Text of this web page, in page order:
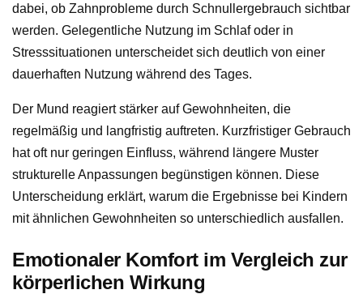
dabei, ob Zahnprobleme durch Schnullergebrauch sichtbar
werden. Gelegentliche Nutzung im Schlaf oder in
Stresssituationen unterscheidet sich deutlich von einer
dauerhaften Nutzung während des Tages.
Der Mund reagiert stärker auf Gewohnheiten, die
regelmäßig und langfristig auftreten. Kurzfristiger Gebrauch
hat oft nur geringen Einfluss, während längere Muster
strukturelle Anpassungen begünstigen können. Diese
Unterscheidung erklärt, warum die Ergebnisse bei Kindern
mit ähnlichen Gewohnheiten so unterschiedlich ausfallen.
Emotionaler Komfort im Vergleich zur
körperlichen Wirkung